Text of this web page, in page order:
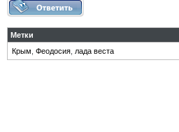
Метки
Крым Феодосия лада веста